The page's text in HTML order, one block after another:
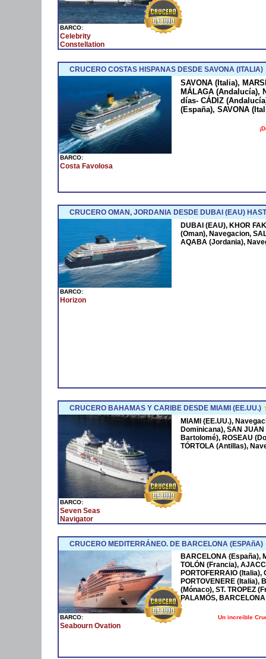
BARCO:
Celebrity
Constellation
CRUCERO COSTAS HISPANAS DESDE SAVONA (ITALIA)
BARCO:
Costa Favolosa
SAVONA (Italia),
MÁLAGA (Andalucía),
días- CÁDIZ
(España), SAVONA
CRUCERO OMAN, JORDANIA DESDE DUBAI (EAU)
BARCO:
Horizon
DUBAI (EAU), KHOR
(Oman), Navegacion,
AQABA (Jordania),
CRUCERO BAHAMAS Y CARIBE DESDE MIAMI (EE.UU.)
BARCO:
Seven Seas
Navigator
MIAMI (EE.UU.),
Dominicana), SAN JUAN
Bartolomé), ROSEAU
TÓRTOLA (Antillas),
CRUCERO MEDITERRÁNEO. DE BARCELONA (ESPAñA)
BARCO:
Seabourn Ovation
BARCELONA (España),
TOLÓN (Francia),
PORTOFERRAIO (Italia),
PORTOVENERE (Italia),
(Mónaco), ST. TROPEZ
PALAMÓS,
Un increible